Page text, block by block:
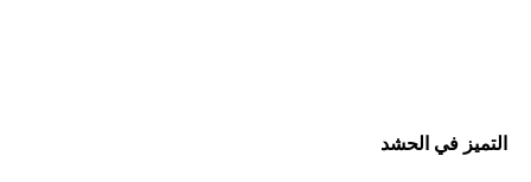
التميز في الحشد